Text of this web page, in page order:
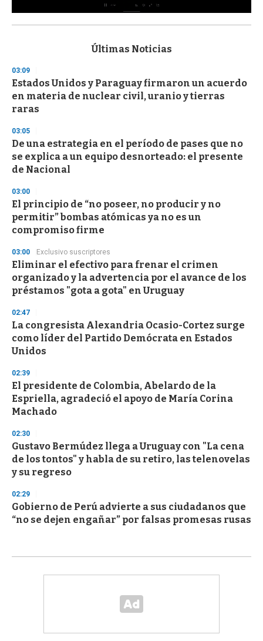
s
d
s
o
f
3
s
e
c
o
n
Últimas Noticias
03:09
Estados Unidos y Paraguay firmaron un acuerdo
en materia de nuclear civil, uranio y tierras
raras
03:05
De una estrategia en el período de pases que no
se explica a un equipo desnorteado: el presente
de Nacional
03:00
El principio de “no poseer, no producir y no
permitir” bombas atómicas ya no es un
compromiso firme
03:00 Exclusivo suscriptores
Eliminar el efectivo para frenar el crimen
organizado y la advertencia por el avance de los
préstamos "gota a gota" en Uruguay
02:47
La congresista Alexandria Ocasio-Cortez surge
como líder del Partido Demócrata en Estados
Unidos
02:39
El presidente de Colombia, Abelardo de la
Espriella, agradeció el apoyo de María Corina
Machado
02:30
Gustavo Bermúdez llega a Uruguay con "La cena
de los tontos" y habla de su retiro, las telenovelas
y su regreso
02:29
Gobierno de Perú advierte a sus ciudadanos que
“no se dejen engañar” por falsas promesas rusas